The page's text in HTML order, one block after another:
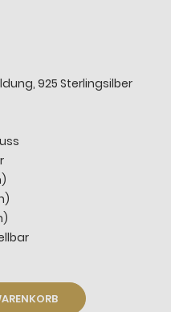
925 Sterlingsilber